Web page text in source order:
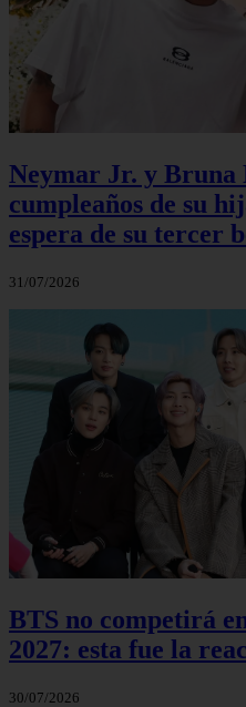
Neymar Jr. y Bruna
cumpleaños de su
espera de su tercer
31/07/2026
BTS no competirá
2027: esta fue la
30/07/2026